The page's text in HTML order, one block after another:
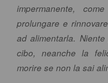
impermanente,
prolungare e
ad alimentarla.
cibo, neanche la
morire se non la sai